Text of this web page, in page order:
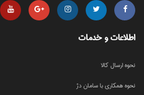
اطلاعات و خدمات
نحوه ارسال کالا
نحوه همکاری با سامان دژ